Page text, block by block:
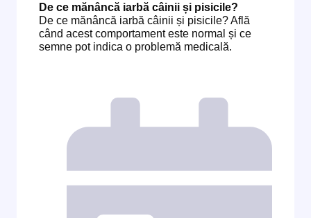
De ce mănâncă iarbă câinii și pisicile?
De ce mănâncă iarbă câinii și pisicile? Află
când acest comportament este normal și ce
semne pot indica o problemă medicală.